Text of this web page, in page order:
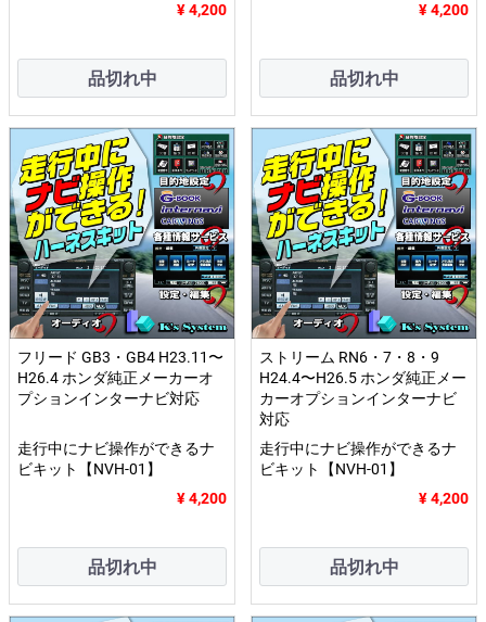
¥ 4,200
品切れ中
¥ 4,200
品切れ中
フリード GB3・GB4 H23.11〜
H26.4 ホンダ純正メーカーオ
プションインターナビ対応
走行中にナビ操作ができるナ
ビキット【NVH-01】
¥ 4,200
品切れ中
ストリーム RN6・7・8・9
H24.4〜H26.5 ホンダ純正メー
カーオプションインターナビ
対応
走行中にナビ操作ができるナ
ビキット【NVH-01】
¥ 4,200
品切れ中